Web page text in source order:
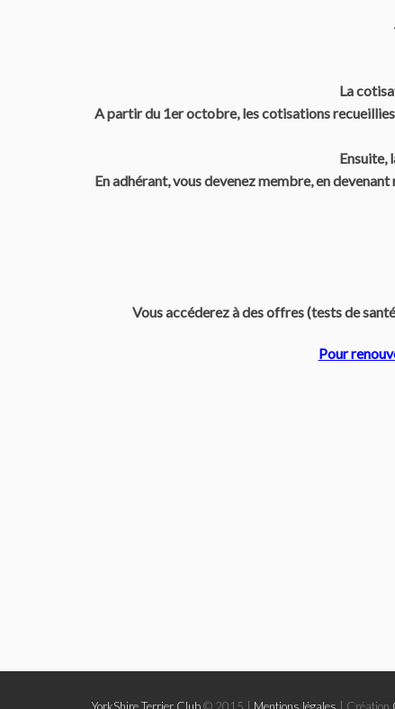
La
A partir du 1er octobre, les cotisations recueillies
Ensuite,
En adhérant, vous devenez membre, en
Vous accéderez à des offres (tests de
Pour